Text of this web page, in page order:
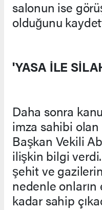
salonun ise
olduğunu
'YASA İLE
Daha sonra
imza sahibi
Başkan Vekili
ilişkin bilgi
şehit ve
nedenle
kadar sahip